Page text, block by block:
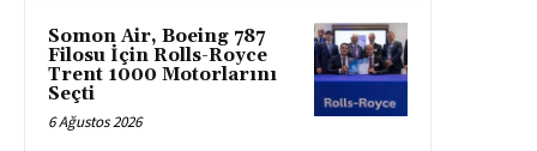
Somon Air, Boeing 787
Filosu İçin Rolls-Royce
Trent 1000 Motorlarını
Seçti
6 Ağustos 2026